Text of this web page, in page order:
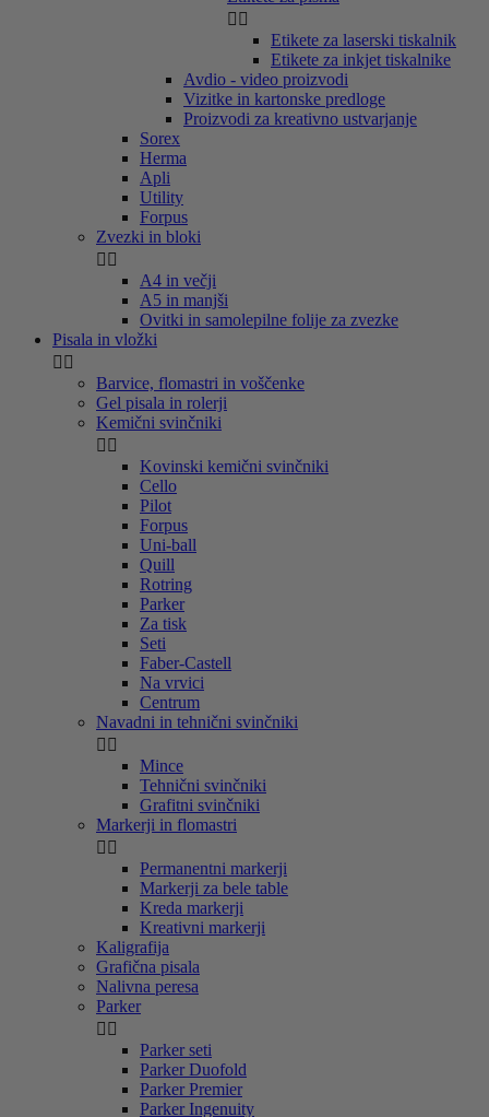
 
Etikete za laserski tiskalnik
Etikete za inkjet tiskalnike
Avdio - video proizvodi
Vizitke in kartonske predloge
Proizvodi za kreativno ustvarjanje
Sorex
Herma
Apli
Utility
Forpus
Zvezki in bloki
 
A4 in večji
A5 in manjši
Ovitki in samolepilne folije za zvezke
Pisala in vložki
 
Barvice, flomastri in voščenke
Gel pisala in rolerji
Kemični svinčniki
 
Kovinski kemični svinčniki
Cello
Pilot
Forpus
Uni-ball
Quill
Rotring
Parker
Za tisk
Seti
Faber-Castell
Na vrvici
Centrum
Navadni in tehnični svinčniki
 
Mince
Tehnični svinčniki
Grafitni svinčniki
Markerji in flomastri
 
Permanentni markerji
Markerji za bele table
Kreda markerji
Kreativni markerji
Kaligrafija
Grafična pisala
Nalivna peresa
Parker
 
Parker seti
Parker Duofold
Parker Premier
Parker Ingenuity